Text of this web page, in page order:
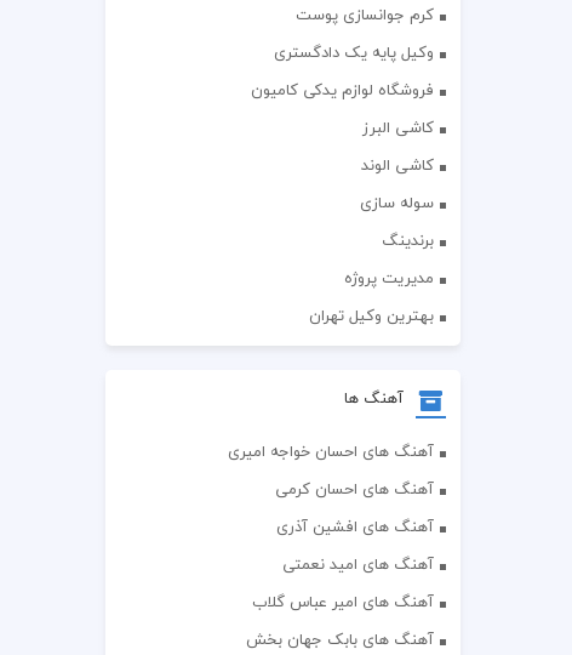
کرم جوانسازی پوست
وکیل پایه یک دادگستری
فروشگاه لوازم یدکی کامیون
کاشی البرز
کاشی الوند
سوله سازی
برندینگ
مدیریت پروژه
بهترین وکیل تهران
آهنگ ها
آهنگ های احسان خواجه امیری
آهنگ های احسان کرمی
آهنگ های افشین آذری
آهنگ های امید نعمتی
آهنگ های امیر عباس گلاب
آهنگ های بابک جهان بخش